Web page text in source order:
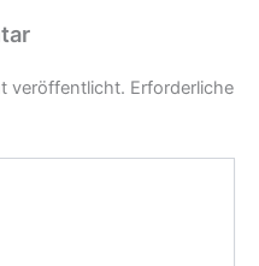
veröffentlicht. Erforderliche